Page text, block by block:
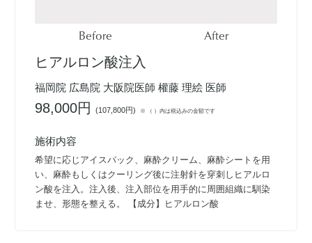
Before After
ヒアルロン酸注入
福岡院 広島院 大阪院医師 權藤 理絵 医師
98,000円(107,800円) ※ （ ）内は税込みの金額です
施術内容
希望に応じアイスパック、麻酔クリーム、麻酔シートを用
い、麻酔もしくはクーリング後に注射針を穿刺しヒアルロ
ン酸を注入。注入後、注入部位を用手的に周囲組織に馴染
ませ、形態を整える。 【成分】ヒアルロン酸